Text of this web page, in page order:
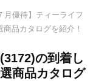
月優待】ティーライフ
品カタログを紹介！
の到着し
商品カタログ